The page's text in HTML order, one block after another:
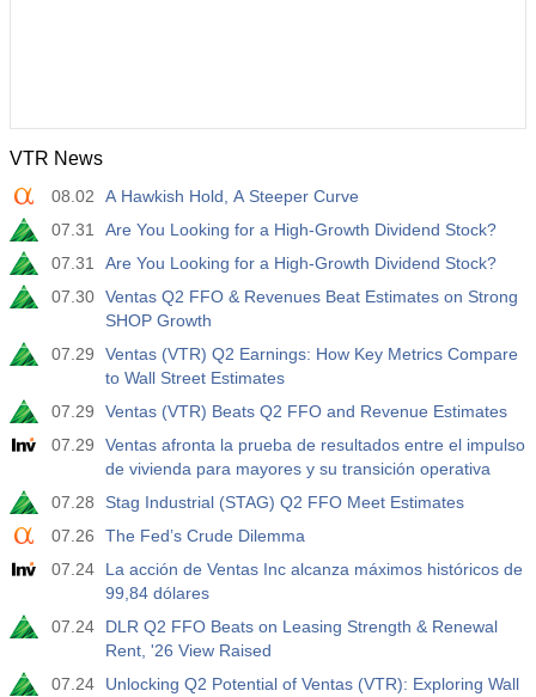
VTR News
08.02
A Hawkish Hold, A Steeper Curve
07.31
Are You Looking for a High-Growth Dividend Stock?
07.31
Are You Looking for a High-Growth Dividend Stock?
07.30 Ventas Q2 FFO & Revenues Beat Estimates on Strong
SHOP Growth
07.29
Ventas (VTR) Q2 Earnings: How Key Metrics Compare
to Wall Street Estimates
07.29
Ventas (VTR) Beats Q2 FFO and Revenue Estimates
07.29
Ventas afronta la prueba de resultados entre el impulso
de vivienda para mayores y su transición operativa
07.28
Stag Industrial (STAG) Q2 FFO Meet Estimates
07.26
The Fed’s Crude Dilemma
07.24
La acción de Ventas Inc alcanza máximos históricos de
99,84 dólares
07.24
DLR Q2 FFO Beats on Leasing Strength & Renewal
Rent, '26 View Raised
07.24
Unlocking Q2 Potential of Ventas (VTR): Exploring Wall